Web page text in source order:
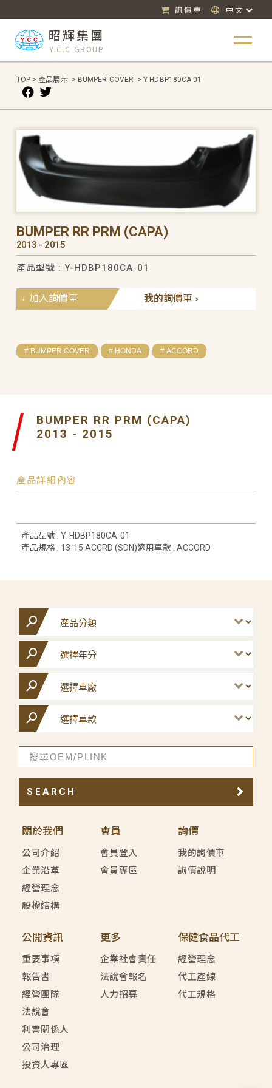
詢價車 中文
昭輝集團
Y.C.C GROUP
TOP > 產品展示 > BUMPER COVER > Y-HDBP180CA-01
BUMPER RR PRM (CAPA)
2013 - 2015
產品型號 : Y-HDBP180CA-01
我的詢價車
加入詢價車
# BUMPER COVER # HONDA # ACCORD
BUMPER RR PRM (CAPA)
2013 - 2015
產品詳細內容
產品型號 : Y-HDBP180CA-01
產品規格 : 13-15 ACCRD (SDN)適用車款 : ACCORD
關於我們
公司介紹
企業沿革
經營理念
股權結構
會員
會員登入
會員專區
詢價
我的詢價車
詢價說明
公開資訊
重要事項
報告書
經營團隊
法說會
利害關係人
公司治理
投資人專區
更多
企業社會責任
法說會報名
人力招募
保健食品代工
經營理念
代工產線
代工規格
SEARCH